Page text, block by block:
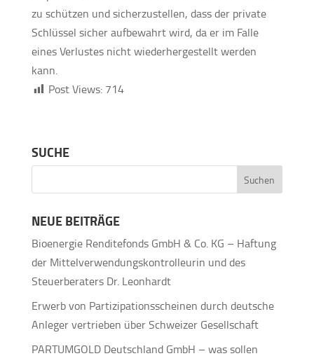
zu schützen und sicherzustellen, dass der private
Schlüssel sicher aufbewahrt wird, da er im Falle
eines Verlustes nicht wiederhergestellt werden
kann.
Post Views: 714
SUCHE
NEUE BEITRÄGE
Bioenergie Renditefonds GmbH & Co. KG – Haftung
der Mittelverwendungskontrolleurin und des
Steuerberaters Dr. Leonhardt
Erwerb von Partizipationsscheinen durch deutsche
Anleger vertrieben über Schweizer Gesellschaft
PARTUMGOLD Deutschland GmbH – was sollen